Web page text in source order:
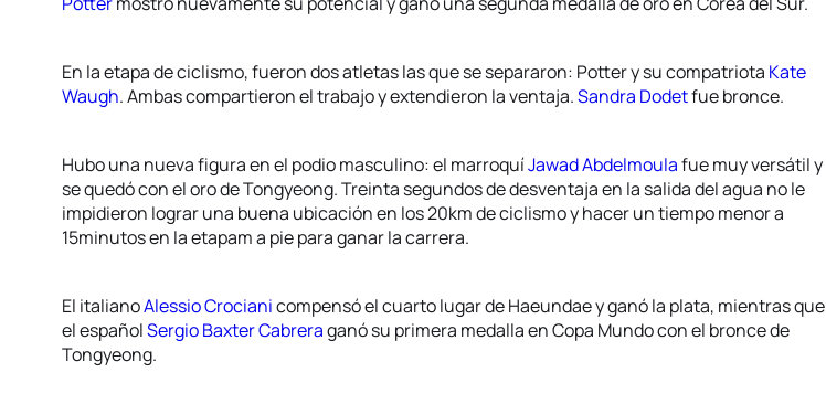
En la etapa de ciclismo, fueron dos atletas las que se separaron: Potter y su compatriota Kate
Waugh. Ambas compartieron el trabajo y extendieron la ventaja.Sandra Dodetfue bronce.
Hubo una nueva figura en el podio masculino: el marroquíJawad Abdelmoulafue muy versátil y
se quedó con el oro de Tongyeong. Treinta segundos de desventaja en la salida del agua no le
impidieron lograr una buena ubicación en los 20km de ciclismo y hacer un tiempo menor a
15minutos en la etapam a pie para ganar la carrera.
El italianoAlessio Crocianicompensó el cuarto lugar de Haeundae y ganó la plata, mientras que
el españolSergio Baxter Cabreraganó su primera medalla en Copa Mundo con el bronce de
Tongyeong.